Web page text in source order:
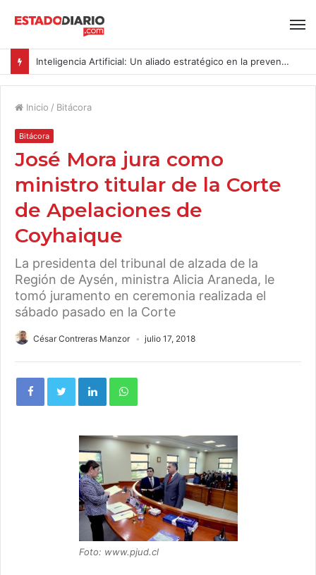
Inteligencia Artificial: Un aliado estratégico en la prevención del acoso y la violencia laboral bajo la Ley Karin
Inicio / Bitácora
Bitácora
José Mora jura como
ministro titular de la Corte
de Apelaciones de
Coyhaique
La presidenta del tribunal de alzada de la
Región de Aysén, ministra Alicia Araneda, le
tomó juramento en ceremonia realizada el
sábado pasado en la Corte
César Contreras Manzor julio 17, 2018
Foto: www.pjud.cl